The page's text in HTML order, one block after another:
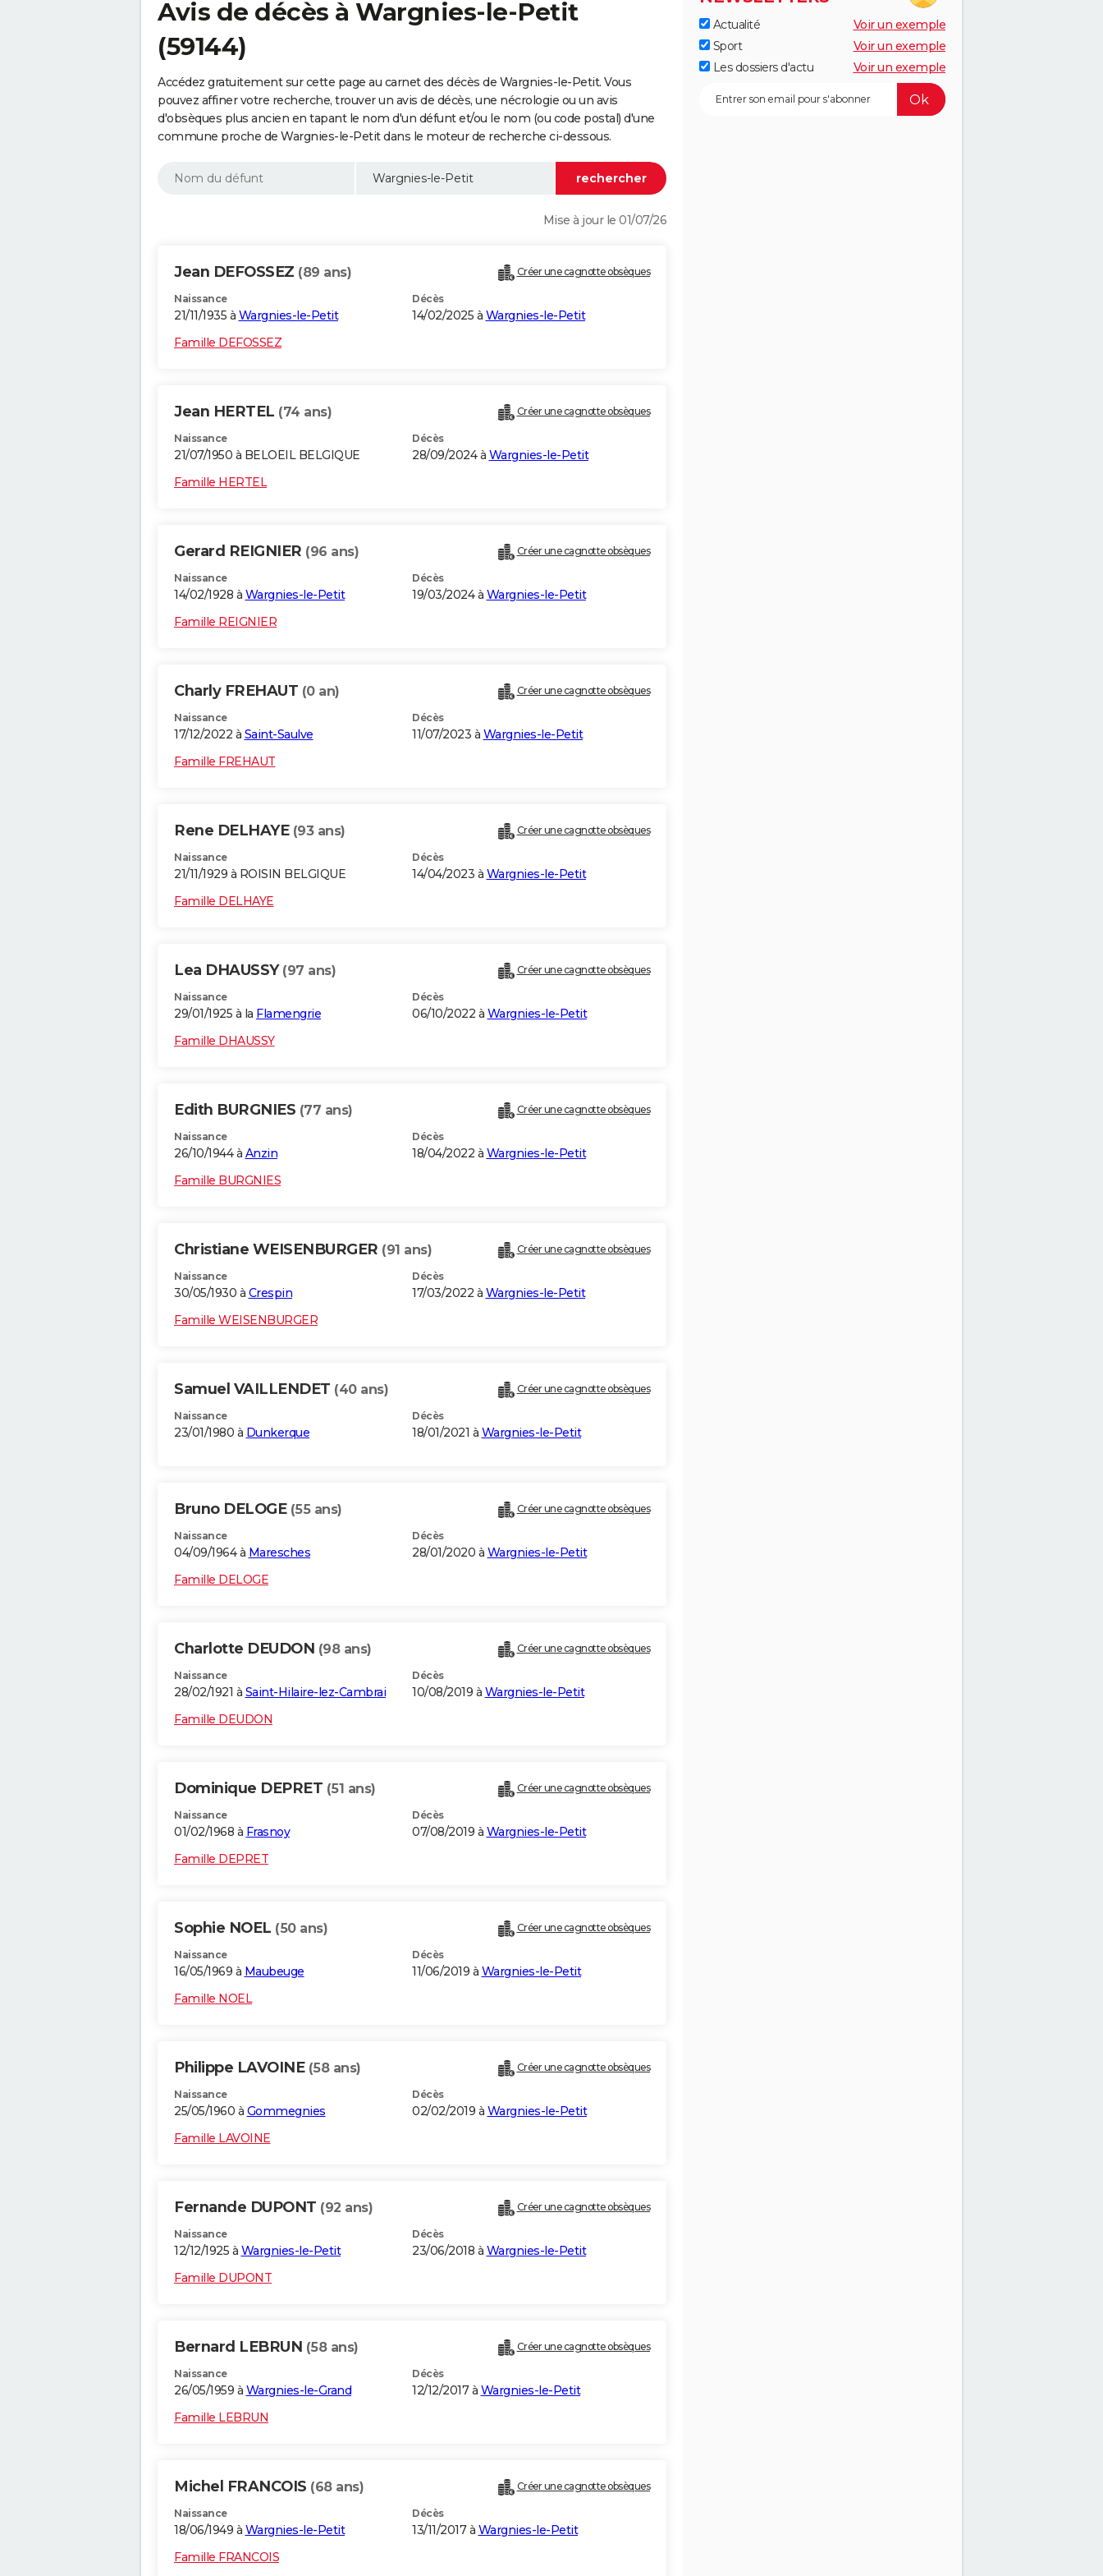
Avis de décès à Wargnies-le-Petit
(59144)
Accédez gratuitement sur cette page au carnet des décès de Wargnies-le-Petit. Vous
pouvez affiner votre recherche, trouver un avis de décès, une nécrologie ou un avis
d'obsèques plus ancien en tapant le nom d'un défunt et/ou le nom (ou code postal) d'une
commune proche de Wargnies-le-Petit dans le moteur de recherche ci-dessous.
Mise à jour le 01/07/26
Jean DEFOSSEZ (89 ans) Créer une cagnotte obsèques
Naissance
21/11/1935 à Wargnies-le-Petit
Décès
14/02/2025 à Wargnies-le-Petit
Famille DEFOSSEZ
Jean HERTEL (74 ans) Créer une cagnotte obsèques
Naissance
21/07/1950 à BELOEIL BELGIQUE
Décès
28/09/2024 à Wargnies-le-Petit
Famille HERTEL
Gerard REIGNIER (96 ans) Créer une cagnotte obsèques
Naissance
14/02/1928 à Wargnies-le-Petit
Décès
19/03/2024 à Wargnies-le-Petit
Famille REIGNIER
Charly FREHAUT (0 an) Créer une cagnotte obsèques
Naissance
17/12/2022 à Saint-Saulve
Décès
11/07/2023 à Wargnies-le-Petit
Famille FREHAUT
Rene DELHAYE (93 ans) Créer une cagnotte obsèques
Naissance
21/11/1929 à ROISIN BELGIQUE
Décès
14/04/2023 à Wargnies-le-Petit
Famille DELHAYE
Lea DHAUSSY (97 ans) Créer une cagnotte obsèques
Naissance
29/01/1925 à la Flamengrie
Décès
06/10/2022 à Wargnies-le-Petit
Famille DHAUSSY
Edith BURGNIES (77 ans) Créer une cagnotte obsèques
Naissance
26/10/1944 à Anzin
Décès
18/04/2022 à Wargnies-le-Petit
Famille BURGNIES
Christiane WEISENBURGER (91 ans) Créer une cagnotte obsèques
Naissance
30/05/1930 à Crespin
Décès
17/03/2022 à Wargnies-le-Petit
Famille WEISENBURGER
Samuel VAILLENDET (40 ans) Créer une cagnotte obsèques
Naissance
23/01/1980 à Dunkerque
Décès
18/01/2021 à Wargnies-le-Petit
Bruno DELOGE (55 ans) Créer une cagnotte obsèques
Naissance
04/09/1964 à Maresches
Décès
28/01/2020 à Wargnies-le-Petit
Famille DELOGE
Charlotte DEUDON (98 ans) Créer une cagnotte obsèques
Naissance
28/02/1921 à Saint-Hilaire-lez-Cambrai
Décès
10/08/2019 à Wargnies-le-Petit
Famille DEUDON
Dominique DEPRET (51 ans) Créer une cagnotte obsèques
Naissance
01/02/1968 à Frasnoy
Décès
07/08/2019 à Wargnies-le-Petit
Famille DEPRET
Sophie NOEL (50 ans) Créer une cagnotte obsèques
Naissance
16/05/1969 à Maubeuge
Décès
11/06/2019 à Wargnies-le-Petit
Famille NOEL
Philippe LAVOINE (58 ans) Créer une cagnotte obsèques
Naissance
25/05/1960 à Gommegnies
Décès
02/02/2019 à Wargnies-le-Petit
Famille LAVOINE
Fernande DUPONT (92 ans) Créer une cagnotte obsèques
Naissance
12/12/1925 à Wargnies-le-Petit
Décès
23/06/2018 à Wargnies-le-Petit
Famille DUPONT
Bernard LEBRUN (58 ans) Créer une cagnotte obsèques
Naissance
26/05/1959 à Wargnies-le-Grand
Décès
12/12/2017 à Wargnies-le-Petit
Famille LEBRUN
Michel FRANCOIS (68 ans) Créer une cagnotte obsèques
Naissance
18/06/1949 à Wargnies-le-Petit
Décès
13/11/2017 à Wargnies-le-Petit
Famille FRANCOIS
Actualité
Voir un exemple
Sport
Voir un exemple
Les dossiers d'actu
Voir un exemple